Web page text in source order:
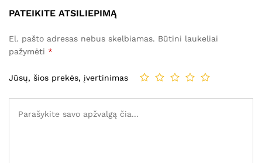
PATEIKITE ATSILIEPIMĄ
El. pašto adresas nebus skelbiamas. Būtini laukeliai
pažymėti *
Jūsų, šios prekės, įvertinimas